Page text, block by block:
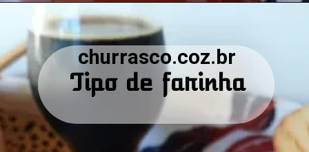
Tipo de farinha
churrasco.coz.br